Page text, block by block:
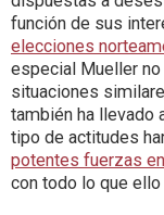
función de sus
elecciones
especial Mueller
situaciones
también ha llevado
tipo de actitudes
potentes fuerzas
con todo lo que ello